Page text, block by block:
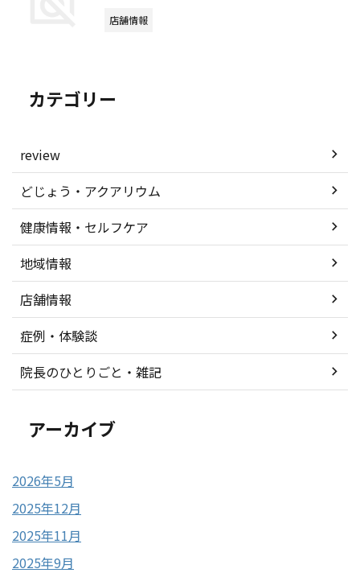
店舗情報
カテゴリー
review
どじょう・アクアリウム
健康情報・セルフケア
地域情報
店舗情報
症例・体験談
院長のひとりごと・雑記
アーカイブ
2026年5月
2025年12月
2025年11月
2025年9月